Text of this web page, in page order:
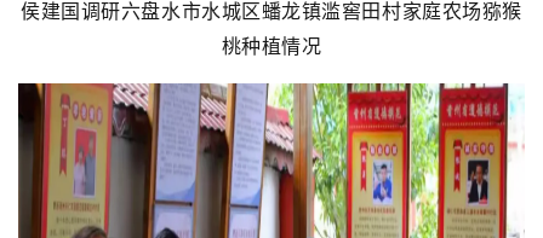
侯建国调研六盘水市水城区蟠龙镇滥窖田村家庭农场猕猴
桃种植情况